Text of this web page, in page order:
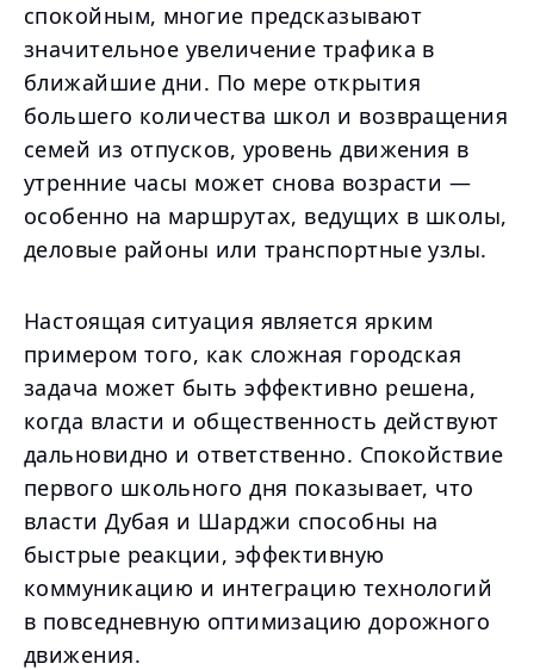
спокойным, многие предсказывают
значительное увеличение трафика в
ближайшие дни. По мере открытия
большего количества школ и возвращения
семей из отпусков, уровень движения в
утренние часы может снова возрасти —
особенно на маршрутах, ведущих в школы,
деловые районы или транспортные узлы.
Настоящая ситуация является ярким
примером того, как сложная городская
задача может быть эффективно решена,
когда власти и общественность действуют
дальновидно и ответственно. Спокойствие
первого школьного дня показывает, что
власти Дубая и Шарджи способны на
быстрые реакции, эффективную
коммуникацию и интеграцию технологий
в повседневную оптимизацию дорожного
движения.